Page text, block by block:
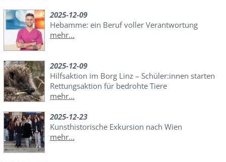
2025-12-09
Hebamme: ein Beruf voller Verantwortung
mehr...
2025-12-09
Hilfsaktion im Borg Linz – Schüler:innen starten
Rettungsaktion für bedrohte Tiere
mehr...
2025-12-23
Kunsthistorische Exkursion nach Wien
mehr...